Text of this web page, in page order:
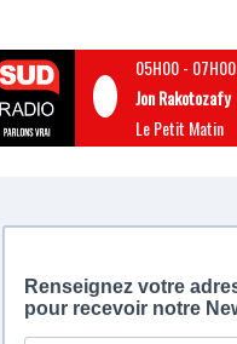
05H00- 07H00
Jon Rakotozafy
Le Petit Matin